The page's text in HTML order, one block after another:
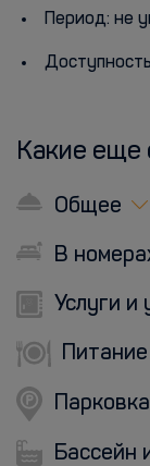
Период: не
Какие еще
Общее
В
Услуги и
Питание
Парковка
Бассейн